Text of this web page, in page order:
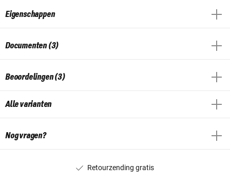
Eigenschappen
Documenten (3)
Beoordelingen (3)
Alle varianten
Nog vragen?
Retourzending gratis